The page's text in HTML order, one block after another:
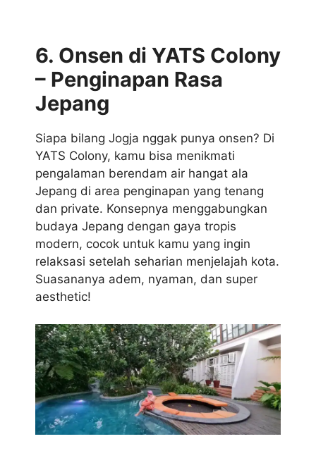
6. Onsen di YATS Colony
– Penginapan Rasa
Jepang
Siapa bilang Jogja nggak punya onsen? Di
YATS Colony, kamu bisa menikmati
pengalaman berendam air hangat ala
Jepang di area penginapan yang tenang
dan private. Konsepnya menggabungkan
budaya Jepang dengan gaya tropis
modern, cocok untuk kamu yang ingin
relaksasi setelah seharian menjelajah kota.
Suasananya adem, nyaman, dan super
aesthetic!